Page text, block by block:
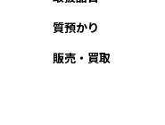
質預かり
販売・買取